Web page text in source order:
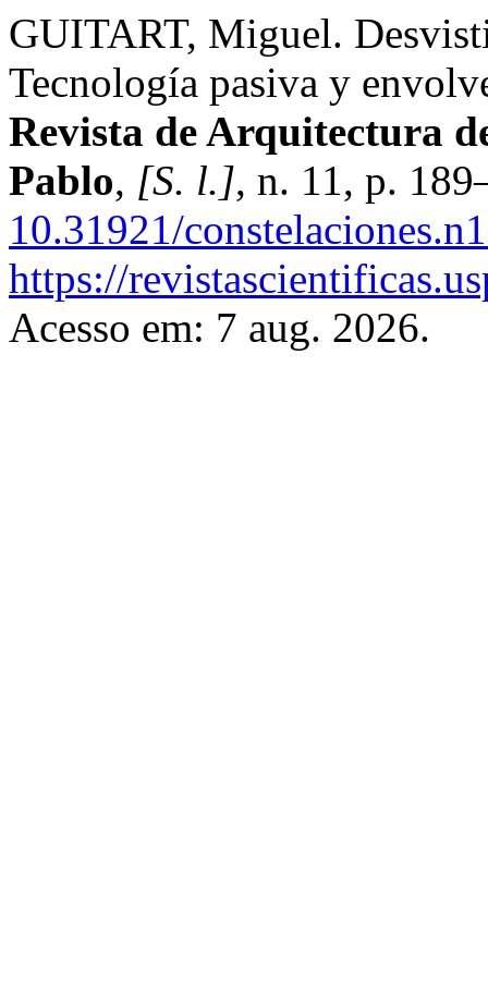
GUITART, Miguel.
Tecnología pasiva y
Revista de Arquitectura
Pablo, [S. l.], n. 11, p.
10.31921/
https://
Acesso em: 7 aug. 2026.